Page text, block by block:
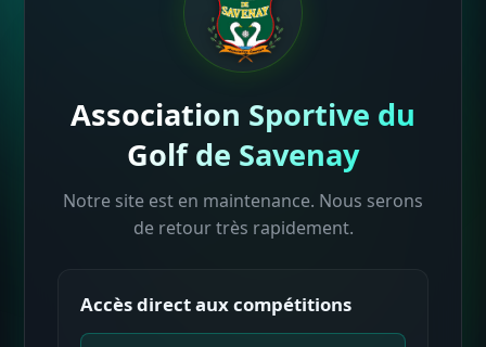
Association Sportive du
Golf de Savenay
Notre site est en maintenance. Nous serons
de retour très rapidement.
Accès direct aux compétitions